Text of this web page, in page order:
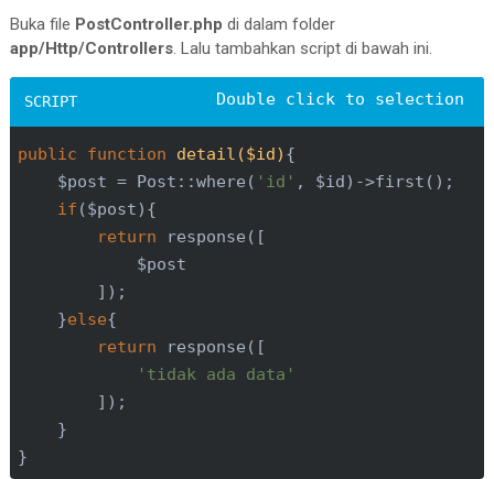
Buka file PostController.php di dalam folder
app/Http/Controllers. Lalu tambahkan script di bawah ini.
public function detail($id)
$post = Post::where( 'id' , $id)->first();
if
return
}else
return
'tidak ada data'
}
}